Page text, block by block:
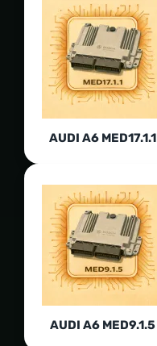
AUDI A6 MED17.1.1
AUDI A6 MED9.1.5